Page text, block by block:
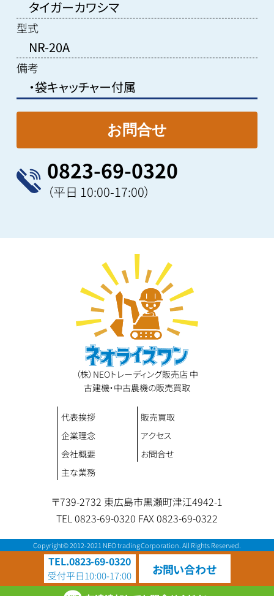
TEL.0823-69-0320
受付平日10:00-17:00 お問い合わせ
タイガーカワシマ
型式
NR-20A
備考
・袋キャッチャー付属
0823-69-0320
（平日 10:00-17:00）
（株）NEOトレーディング販売店 中
古建機・中古農機の販売買取
代表挨拶
企業理念
会社概要
主な業務
販売買取
アクセス
お問合せ
〒739-2732 東広島市黒瀬町津江4942-1
TEL 0823-69-0320 FAX 0823-69-0322
Copyright© 2012-2021 NEO trading Corporation. All Rights Reserved.